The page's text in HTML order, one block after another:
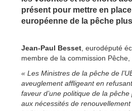
présent pour mettre en
européenne de la pêche
Jean-Paul Besset , eurodéputé
membre de la commission
« Les Ministres de la pêche de
aveuglement affligeant en
faveur d’une politique de la
aux nécessités de